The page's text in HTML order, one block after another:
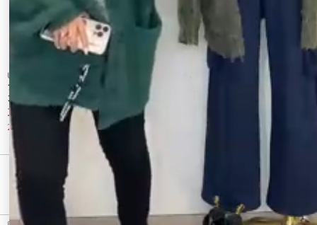
Ungrid
フェイクスウェードラウンドトゥスリッポ
ン
11,440 円
20%OFF
最近チェックしたアイテム